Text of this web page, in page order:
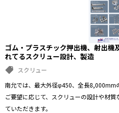
ゴム・プラスチック押出機、射出機
れてるスクリュー設計、製造
スクリュー
南允では、最大外径φ450、全長8,000mm
ご要望に応じて、スクリューの設計や材
ていただきます。